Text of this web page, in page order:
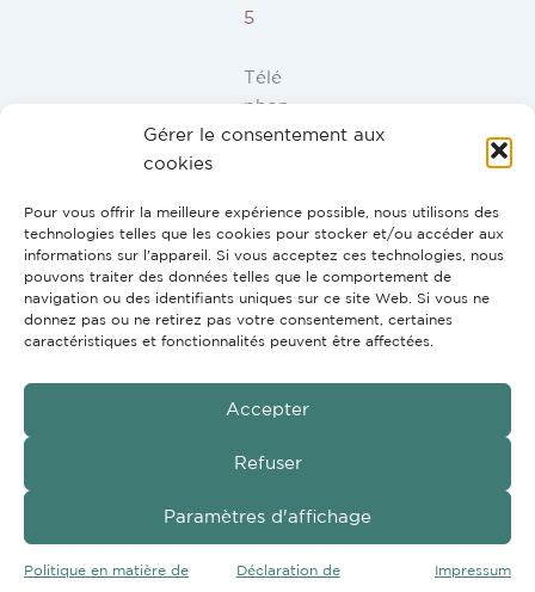
Gérer le consentement aux
cookies
Pour vous offrir la meilleure expérience possible, nous utilisons des
technologies telles que les cookies pour stocker et/ou accéder aux
informations sur l'appareil. Si vous acceptez ces technologies, nous
pouvons traiter des données telles que le comportement de
navigation ou des identifiants uniques sur ce site Web. Si vous ne
donnez pas ou ne retirez pas votre consentement, certaines
caractéristiques et fonctionnalités peuvent être affectées.
Accepter
Refuser
Paramètres d'affichage
Politique en matière de Déclaration de Impressum
5
Télé
phon
e ES,
PT:
+34
91
946
44
Conditions
Protection des données